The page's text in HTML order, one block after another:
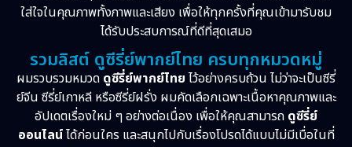
ใส่ใจในคุณภาพทั้งภาพและเสียง เพื่อให้ทุกครั้งที่คุณเข้ามารับชม
ได้รับประสบการณ์ที่ดีที่สุดเสมอ
รวมลิสต์ ดูซีรี่ย์พากย์ไทย ครบทุกหมวดหมู่
ผมรวบรวมหมวด ดูซีรี่ย์พากย์ไทย ไว้อย่างครบถ้วน ไม่ว่าจะเป็นซีรี่
ย์จีน ซีรี่ย์เกาหลี หรือซีรี่ย์ฝรั่ง ผมคัดเลือกเฉพาะเนื้อหาคุณภาพและ
อัปเดตเรื่องใหม่ ๆ อย่างต่อเนื่อง เพื่อให้คุณสามารถ ดูซีรี่ย์
ออนไลน์ได้ก่อนใคร และสนุกไปกับเรื่องโปรดได้แบบไม่มีเบื่อในที่